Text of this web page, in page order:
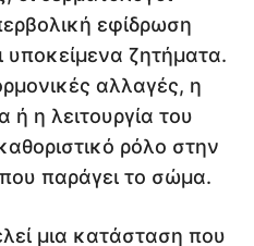
εφίδρωση
υποκείμενα ζητήματα.
αλλαγές, η
ή η λειτουργία του
ρόλο στην
παράγει το σώμα.
μια κατάσταση που